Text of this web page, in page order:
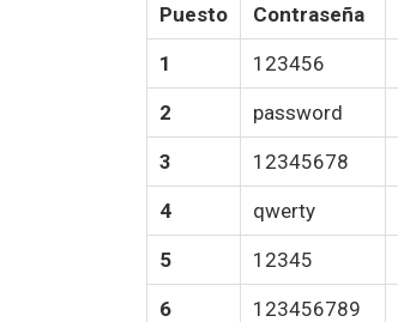
Puesto Contraseña
1 123456
2 password
3 12345678
4 qwerty
5 12345
6 123456789